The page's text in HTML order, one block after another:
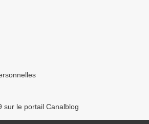
sur le portail Canalblog